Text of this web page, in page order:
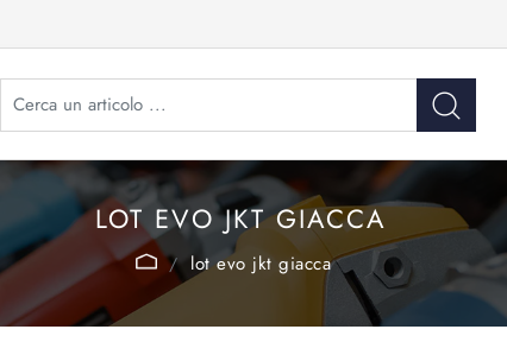
LOT EVO JKT GIACCA
lot evo jkt giacca